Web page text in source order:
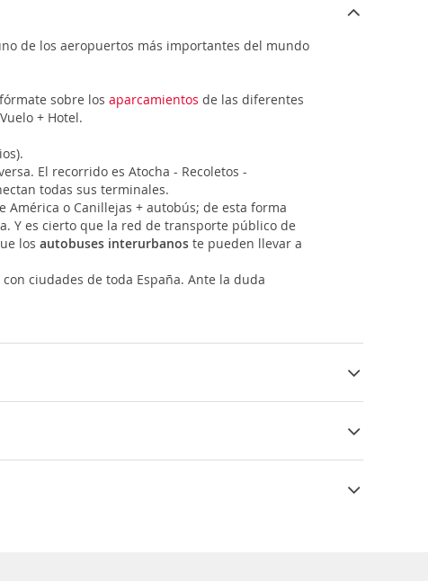
de los aeropuertos más importantes del mundo
sobre los aparcamientos de las diferentes
+ Hotel.
El recorrido es Atocha - Recoletos -
todas sus terminales.
o Canillejas + autobús; de esta forma
Y es cierto que la red de transporte público de
los autobuses interurbanos te pueden llevar a
ciudades de toda España. Ante la duda